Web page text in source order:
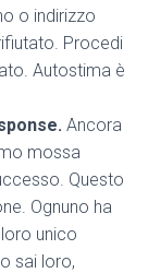
o indirizzo
Procedi
Autostima è
Ancora
mossa
Questo
Ognuno ha
unico
sai loro,